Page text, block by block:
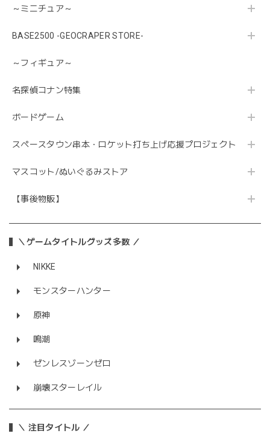
～ミニチュア～
BASE2500 -GEOCRAPER STORE-
～フィギュア～
名探偵コナン特集
ボードゲーム
スペースタウン串本・ロケット打ち上げ応援プロジェクト
マスコット/ぬいぐるみストア
【事後物販】
＼ゲームタイトルグッズ多数 ／
NIKKE
モンスターハンター
原神
鳴潮
ゼンレスゾーンゼロ
崩壊スターレイル
＼ 注目タイトル ／